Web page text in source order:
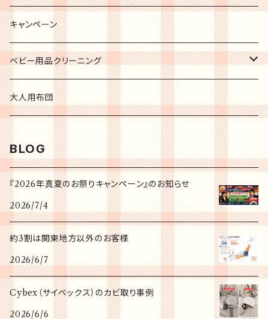
キャンペーン
ベビー用品クリーニング
チャイルドシート
ジュニアシート
ベビーシート
ベビーカー
海外ブランドベビーカー
二人乗りベビーカー
ハイ&ローチェア
大人用布団
BLOG
『2026年真夏のお祭りキャンペーン』のお知らせ
2026/7/4
約3割は関東地方以外のお客様
2026/6/7
Cybex（サイベックス）のカビ取り事例
2026/6/6